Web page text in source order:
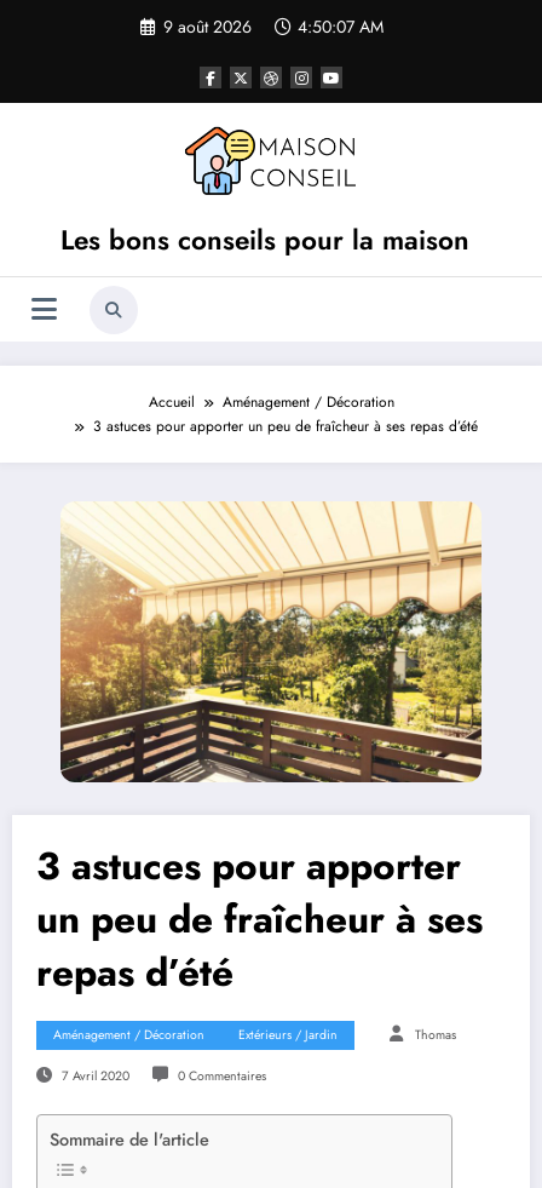
9 août 2026 4:50:07 AM
Les bons conseils pour la maison
Accueil
Aménagement / Décoration
3 astuces pour apporter un peu de fraîcheur à ses repas d’été
3 astuces pour apporter
un peu de fraîcheur à ses
repas d’été
Aménagement / Décoration Extérieurs / Jardin Thomas
7 Avril 2020 0 Commentaires
Sommaire de l'article